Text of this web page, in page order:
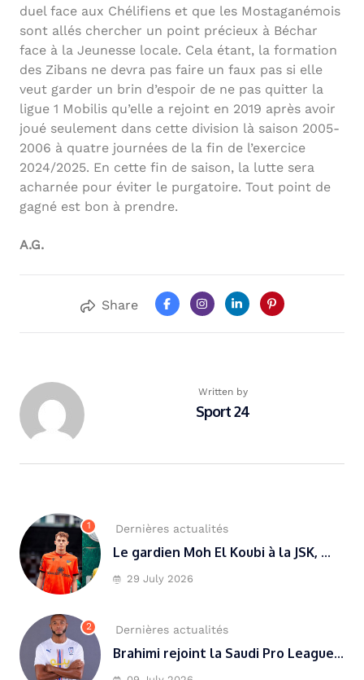
duel face aux Chélifiens et que les Mostaganémois
sont allés chercher un point précieux à Béchar
face à la Jeunesse locale. Cela étant, la formation
des Zibans ne devra pas faire un faux pas si elle
veut garder un brin d’espoir de ne pas quitter la
ligue 1 Mobilis qu’elle a rejoint en 2019 après avoir
joué seulement dans cette division là saison 2005-
2006 à quatre journées de la fin de l’exercice
2024/2025. En cette fin de saison, la lutte sera
acharnée pour éviter le purgatoire. Tout point de
gagné est bon à prendre.
A.G.
Share
Written by
Sport 24
1 Dernières actualités
Le gardien Moh El Koubi à la JSK, ...
29 July 2026
2 Dernières actualités
Brahimi rejoint la Saudi Pro League...